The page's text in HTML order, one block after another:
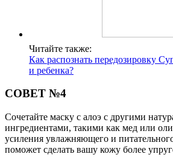
Читайте также:
Как распознать передозировку
и ребенка?
СОВЕТ №4
Сочетайте маску с алоэ с другими
ингредиентами, такими как мед или
усиления увлажняющего и
поможет сделать вашу кожу более